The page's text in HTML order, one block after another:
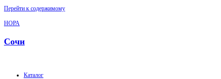
Перейти к содержимому
НОРА
Сочи
Каталог